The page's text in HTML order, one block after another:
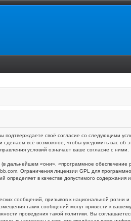
своё согласие со следующими
всё возможное, чтобы уведомить вас
условий означает ваше согласие с ними.
«они», «программное обеспечение
. Ограничения лицензии GPL для
в качестве допустимого
сообщений, призывов к национальной розни
таких сообщений могут привести к
проведения такой политики. Вы